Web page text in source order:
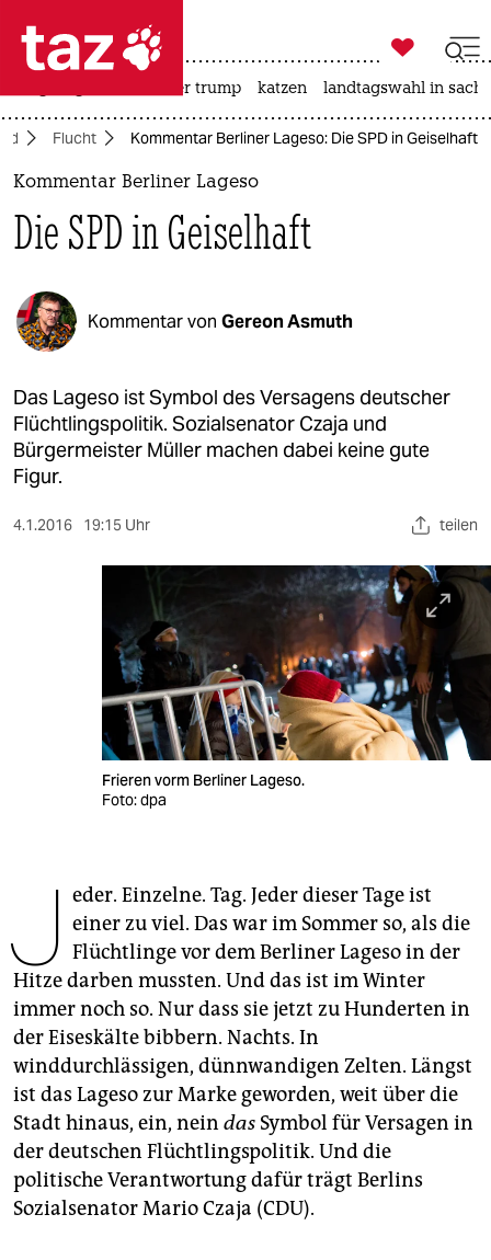
 taz zahl ich
taz zahl ich
politik
öko
gesellschaft
kultur
sport
berlin
veranstaltungen
fragen & hilfe
genossenschaft
epaper login

taz zahl ich
usa unter trump katzen landtagswahl in
Flucht Kommentar Berliner Lageso: Die SPD in Geiselhaft
Kommentar Berliner Lageso
Die SPD in Geiselhaft
Kommentar von Gereon Asmuth
Das Lageso ist Symbol des Versagens deutscher
Flüchtlingspolitik. Sozialsenator Czaja und
Bürgermeister Müller machen dabei keine gute
Figur.
4.1.2016 19:15 Uhr teilen
Frieren vorm Berliner Lageso.
Foto: dpa
J eder. Einzelne. Tag. Jeder dieser Tage ist
einer zu viel. Das war im Sommer so, als die
Flüchtlinge vor dem Berliner Lageso in der
Hitze darben mussten. Und das ist im Winter
immer noch so. Nur dass sie jetzt zu Hunderten in
der Eiseskälte bibbern. Nachts. In
winddurchlässigen, dünnwandigen Zelten. Längst
ist das Lageso zur Marke geworden, weit über die
Stadt hinaus, ein, nein das Symbol für Versagen in
der deutschen Flüchtlingspolitik. Und die
politische Verantwortung dafür trägt Berlins
Sozialsenator Mario Czaja (CDU).